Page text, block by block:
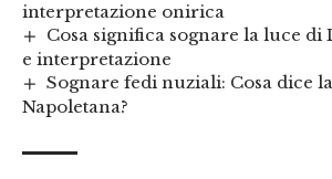
interpretazione onirica
Cosa significa sognare la luce di
e interpretazione
Sognare fedi nuziali: Cosa dice
Napoletana?